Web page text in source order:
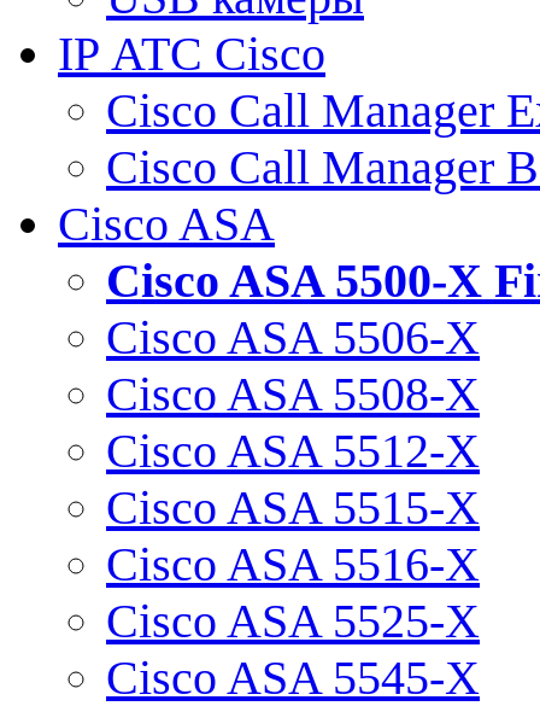
IP АТС Cisco
Cisco Call Manager
Cisco Call Manager
Cisco ASA
Cisco ASA 5500-X
Cisco ASA 5506-X
Cisco ASA 5508-X
Cisco ASA 5512-X
Cisco ASA 5515-X
Cisco ASA 5516-X
Cisco ASA 5525-X
Cisco ASA 5545-X